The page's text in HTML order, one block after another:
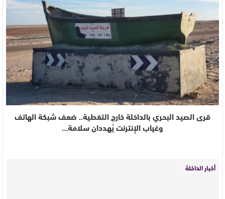
قرى الصيد البحري بالداخلة خارج التغطية.. ضعف شبكة الهاتف
وغياب الإنترنت يُهددان سلامة…
أخبار الداخلة